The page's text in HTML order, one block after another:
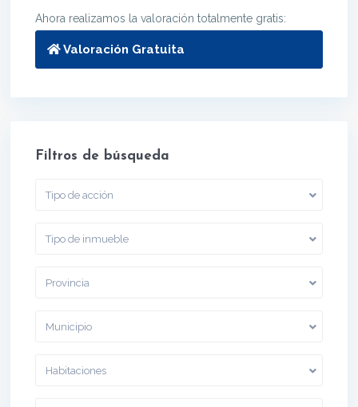
Ahora realizamos la valoración totalmente gratis:
Valoración Gratuita
Filtros de búsqueda
Tipo de acción
Tipo de inmueble
Provincia
Municipio
Habitaciones